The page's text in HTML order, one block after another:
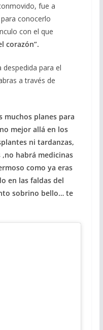
fue a
conocerlo
con el que
corazón”.
para el
a través de
planes para
mejor allá en los
ni tardanzas,
habrá medicinas
como ya eras
en las faldas del
sobrino bello… te